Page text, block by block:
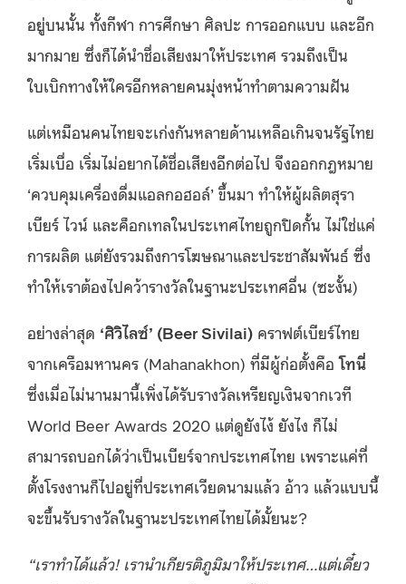
อยู่บนนั้น ทั้งกีฬา การศึกษา ศิลปะ การออกแบบ และอีก
มากมาย ซึ่งก็ได้นำชื่อเสียงมาให้ประเทศ รวมถึงเป็น
ใบเบิกทางให้ใครอีกหลายคนมุ่งหน้าทำตามความฝัน
แต่เหมือนคนไทยจะเก่งกันหลายด้านเหลือเกินจนรัฐไทย
เริ่มเบื่อ เริ่มไม่อยากได้ชื่อเสียงอีกต่อไป จึงออกกฎหมาย
‘ควบคุมเครื่องดื่มแอลกอฮอล์’ ขึ้นมา ทำให้ผู้ผลิตสุรา
เบียร์ ไวน์ และค็อกเทลในประเทศไทยถูกปิดกั้น ไม่ใช่แค่
การผลิต แต่ยังรวมถึงการโฆษณาและประชาสัมพันธ์ ซึ่ง
ทำให้เราต้องไปคว้ารางวัลในฐานะประเทศอื่น (ซะงั้น)
อย่างล่าสุด ‘ศิวิไลซ์’ (Beer Sivilai) คราฟต์เบียร์ไทย
จากเครือมหานคร (Mahanakhon) ที่มีผู้ก่อตั้งคือโทนี่
ซึ่งเมื่อไม่นานมานี้เพิ่งได้รับรางวัลเหรียญเงินจากเวที
World Beer Awards 2020 แต่ดูยังไง้ ยังไง ก็ไม่
สามารถบอกได้ว่าเป็นเบียร์จากประเทศไทย เพราะแค่ที่
ตั้งโรงงานก็ไปอยู่ที่ประเทศเวียดนามแล้ว อ้าว แล้วแบบนี้
จะขึ้นรับรางวัลในฐานะประเทศไทยได้มั้ยนะ?
“เราทำได้แล้ว! เรานำเกียรติภูมิมาให้ประเทศ…แต่เดี๋ยว